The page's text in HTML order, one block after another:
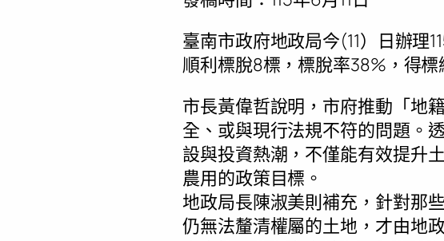
臺南市政府地政局今(11）日辦理
順利標脫8標，標脫率38%，得標
市長黃偉哲說明，市府推動「地
全、或與現行法規不符的問題。
設與投資熱潮，不僅能有效提升
農用的政策目標。
地政局長陳淑美則補充，針對那
仍無法釐清權屬的土地，才由地